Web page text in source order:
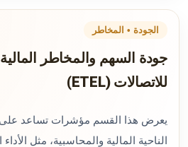
الجودة • المخاطر
جودة السهم والمخاطر
للاتصالات (ETEL)
يعرض هذا القسم مؤشرات تساعد